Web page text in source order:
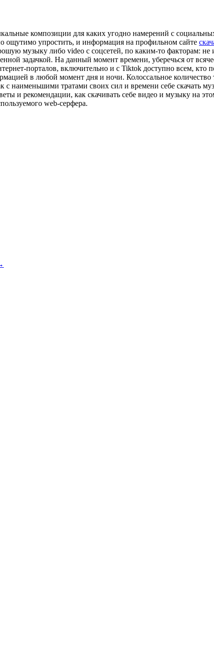
композиции для каких угодно намерений с
ощутимо упростить, и информация на профильном сайте
музыку либо video с соцсетей, по каким-то факторам:
задачкой. На данный момент времени, уберечься от
порталов, включительно и с Tiktok доступно всем, кто
в любой момент дня и ночи. Колоссальное
с наименьшими тратами своих сил и времени себе скачать
и рекомендации, как скачивать себе видео и музыку на
web-серфера.